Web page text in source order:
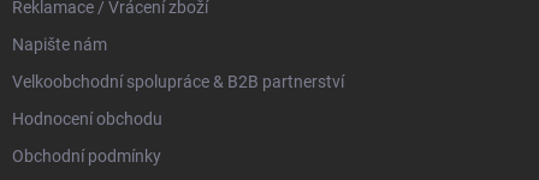
Reklamace / Vrácení zboží
Napište nám
Velkoobchodní spolupráce & B2B partnerství
Hodnocení obchodu
Obchodní podmínky